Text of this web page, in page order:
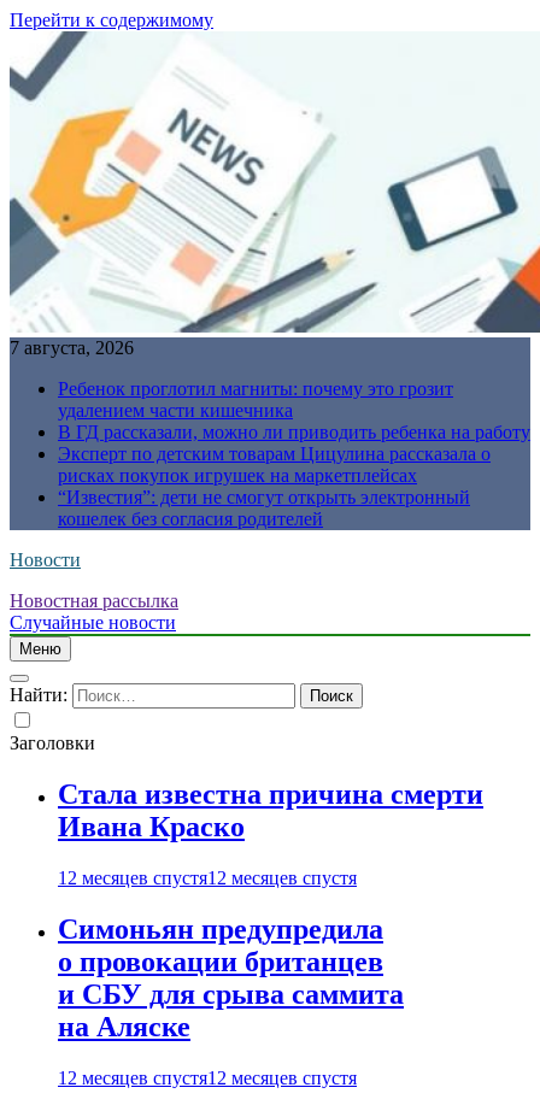
Перейти к содержимому
7 августа, 2026
Ребенок проглотил магниты: почему это грозит
удалением части кишечника
В ГД рассказали, можно ли приводить ребенка на работу
Эксперт по детским товарам Цицулина рассказала о
рисках покупок игрушек на маркетплейсах
“Известия”: дети не смогут открыть электронный
кошелек без согласия родителей
Новости
Новостная рассылка
Случайные новости
Меню
Найти:
Заголовки
Стала известна причина смерти
Ивана Краско
12 месяцев спустя12 месяцев спустя
Симоньян предупредила
о провокации британцев
и СБУ для срыва саммита
на Аляске
12 месяцев спустя12 месяцев спустя